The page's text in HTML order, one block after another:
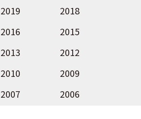
2019
2018
2016
2015
2013
2012
2010
2009
2007 2006